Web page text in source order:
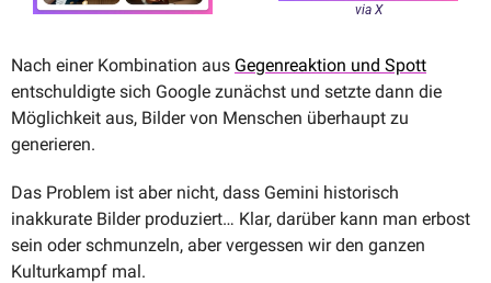
via X
Nach einer Kombination aus Gegenreaktion und Spott
entschuldigte sich Google zunächst und setzte dann die
Möglichkeit aus, Bilder von Menschen überhaupt zu
generieren.
Das Problem ist aber nicht, dass Gemini historisch
inakkurate Bilder produziert… Klar, darüber kann man erbost
sein oder schmunzeln, aber vergessen wir den ganzen
Kulturkampf mal.